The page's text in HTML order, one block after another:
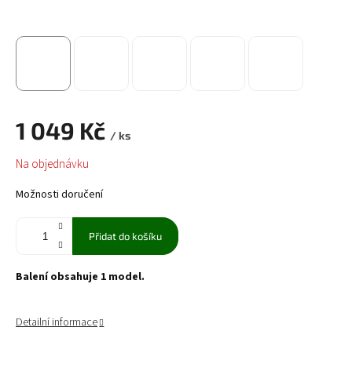
1 049 Kč / ks
Měrná
cena:
Na objednávku
Možnosti doručení
Přidat do košíku
Balení obsahuje 1 model.
Detailní informace